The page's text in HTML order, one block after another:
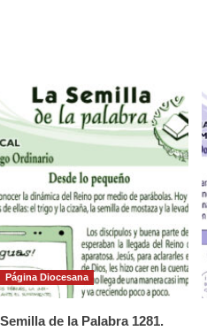
Página Diocesana
Semilla de la Palabra 1281.